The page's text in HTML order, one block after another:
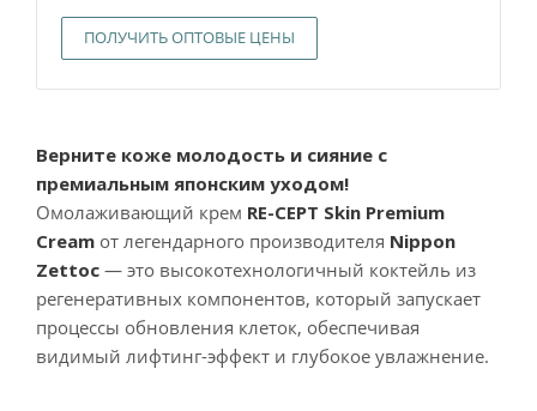
ПОЛУЧИТЬ ОПТОВЫЕ ЦЕНЫ
Верните коже молодость и сияние с
премиальным японским уходом!
Омолаживающий крем RE-CEPT Skin Premium
Cream от легендарного производителя Nippon
Zettoc — это высокотехнологичный коктейль из
регенеративных компонентов, который запускает
процессы обновления клеток, обеспечивая
видимый лифтинг-эффект и глубокое увлажнение.